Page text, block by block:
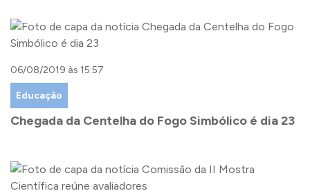
06/08/2019 às 15:57
Educação
Chegada da Centelha do Fogo Simbólico é dia 23